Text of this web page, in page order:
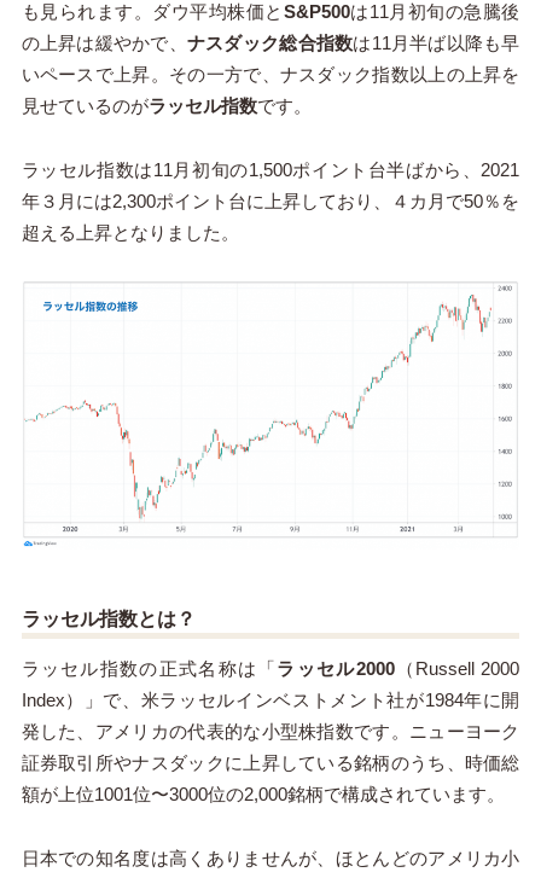
も見られます。ダウ平均株価と S&P500は11月初旬の急騰後
の上昇は緩やかで、 ナスダック総合指数は11月半ば以降も早
いペースで上昇。その一方で、ナスダック指数以上の上昇を
見せているのがラッセル指数です。
ラッセル指数は11月初旬の1,500ポイント台半ばから、2021
年３月には2,300ポイント台に上昇しており、４カ月で50％を
超える上昇となりました。
ラッセル指数とは？
ラッセル指数の正式名称は「ラッセル2000（Russell 2000
Index）」で、米ラッセルインベストメント社が1984年に開
発した、アメリカの代表的な小型株指数です。ニューヨーク
証券取引所やナスダックに上昇している銘柄のうち、時価総
額が上位1001位〜3000位の2,000銘柄で構成されています。
日本での知名度は高くありませんが、ほとんどのアメリカ小